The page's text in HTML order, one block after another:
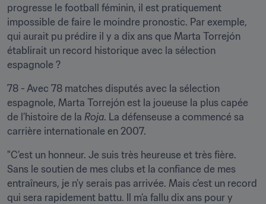
progresse le football féminin, il est pratiquement
impossible de faire le moindre pronostic. Par exemple,
qui aurait pu prédire il y a dix ans que Marta Torrejón
établirait un record historique avec la sélection
espagnole ?
78 - Avec 78 matches disputés avec la sélection
espagnole, Marta Torrejón est la joueuse la plus capée
de l’histoire de la Roja. La défenseuse a commencé sa
carrière internationale en 2007.
"C’est un honneur. Je suis très heureuse et très fière.
Sans le soutien de mes clubs et la confiance de mes
entraîneurs, je n’y serais pas arrivée. Mais c’est un record
qui sera rapidement battu. Il m’a fallu dix ans pour y